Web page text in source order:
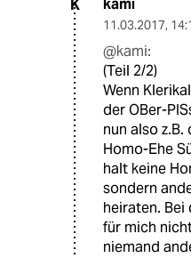
K kami
11.03.2017,
@kami:
(Teil 2/2)
Wenn
der OBer-
nun also
Homo-Ehe
halt keine
sondern
heiraten. Bei
für mich
niemand